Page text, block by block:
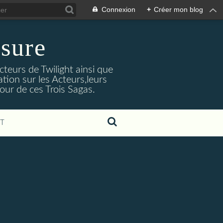
Connexion + Créer mon blog
de Twilight ainsi que
sur les Acteurs,leurs
de ces Trois Sagas.